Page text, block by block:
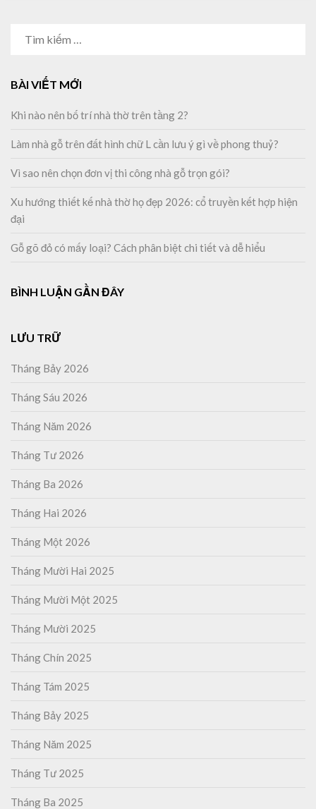
BÀI VIẾT MỚI
Khi nào nên bố trí nhà thờ trên tầng 2?
Làm nhà gỗ trên đất hình chữ L cần lưu ý gì về phong thuỷ?
Vì sao nên chọn đơn vị thi công nhà gỗ trọn gói?
Xu hướng thiết kế nhà thờ họ đẹp 2026: cổ truyền kết hợp hiện
đại
Gỗ gõ đỏ có mấy loại? Cách phân biệt chi tiết và dễ hiểu
BÌNH LUẬN GẦN ĐÂY
LƯU TRỮ
Tháng Bảy 2026
Tháng Sáu 2026
Tháng Năm 2026
Tháng Tư 2026
Tháng Ba 2026
Tháng Hai 2026
Tháng Một 2026
Tháng Mười Hai 2025
Tháng Mười Một 2025
Tháng Mười 2025
Tháng Chín 2025
Tháng Tám 2025
Tháng Bảy 2025
Tháng Năm 2025
Tháng Tư 2025
Tháng Ba 2025